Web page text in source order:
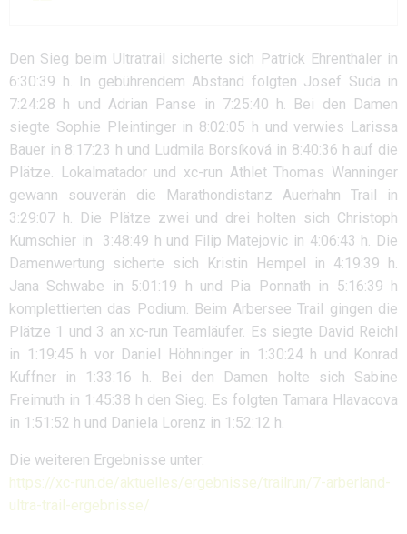
Den Sieg beim Ultratrail sicherte sich Patrick Ehrenthaler in
6:30:39 h. In gebührendem Abstand folgten Josef Suda in
7:24:28 h und Adrian Panse in 7:25:40 h. Bei den Damen
siegte Sophie Pleintinger in 8:02:05 h und verwies Larissa
Bauer in 8:17:23 h und Ludmila Borsíková in 8:40:36 h auf die
Plätze. Lokalmatador und xc-run Athlet Thomas Wanninger
gewann souverän die Marathondistanz Auerhahn Trail in
3:29:07 h. Die Plätze zwei und drei holten sich Christoph
Kumschier in 3:48:49 h und Filip Matejovic in 4:06:43 h. Die
Damenwertung sicherte sich Kristin Hempel in 4:19:39 h.
Jana Schwabe in 5:01:19 h und Pia Ponnath in 5:16:39 h
komplettierten das Podium. Beim Arbersee Trail gingen die
Plätze 1 und 3 an xc-run Teamläufer. Es siegte David Reichl
in 1:19:45 h vor Daniel Höhninger in 1:30:24 h und Konrad
Kuffner in 1:33:16 h. Bei den Damen holte sich Sabine
Freimuth in 1:45:38 h den Sieg. Es folgten Tamara Hlavacova
in 1:51:52 h und Daniela Lorenz in 1:52:12 h.
Die weiteren Ergebnisse unter:
https://xc-run.de/aktuelles/ergebnisse/trailrun/7-arberland-
ultra-trail-ergebnisse/